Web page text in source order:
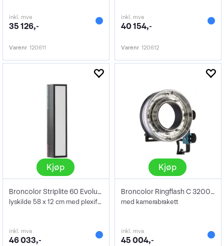
inkl. mva
35 126,-
Varenr 120611
inkl. mva
40 154,-
Varenr 120612
Kjøp
Broncolor Striplite 60 Evolution
lyskilde 58 x 12 cm med plexifront 5500K
inkl. mva
46 033,-
Kjøp
Broncolor Ringflash C 3200 Ws
med kamerabrakett
inkl. mva
45 004,-